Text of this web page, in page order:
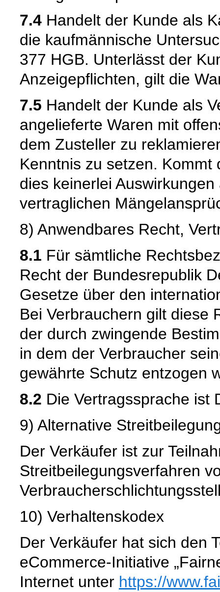
7.4 Handelt der Kunde als
die kaufmännische
377 HGB. Unterlässt der
Anzeigepflichten, gilt die
7.5 Handelt der Kunde als
angelieferte Waren mit
dem Zusteller zu
Kenntnis zu setzen.
dies keinerlei
vertraglichen
8) Anwendbares Recht,
8.1 Für sämtliche
Recht der Bundesrepublik
Gesetze über den
Bei Verbrauchern gilt diese
der durch zwingende
in dem der Verbraucher
gewährte Schutz entzogen
8.2 Die Vertragssprache ist
9) Alternative
Der Verkäufer ist zur
Streitbeilegungsverfahren
10) Verhaltenskodex
Der Verkäufer hat sich den
eCommerce-Initiative
Internet unter https://